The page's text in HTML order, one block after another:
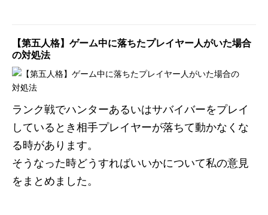
【第五人格】ゲーム中に落ちたプレイヤー人がいた場合
の対処法
ランク戦でハンターあるいはサバイバーをプレイ
しているとき相手プレイヤーが落ちて動かなくな
る時があります。
そうなった時どうすればいいかについて私の意見
をまとめました。